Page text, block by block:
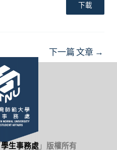
下載
下一篇 文章 →
學生事務處 」 版權所有